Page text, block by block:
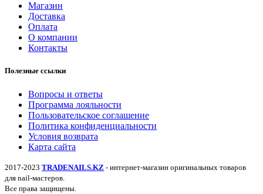
Магазин
Доставка
Оплата
О компании
Контакты
Полезные ссылки
Вопросы и ответы
Программа лояльности
Пользовательское соглашение
Политика конфиденциальности
Условия возврата
Карта сайта
2017-2023 TRADENAILS.KZ - интернет-магазин оригинальных товаров
для nail-мастеров.
Все права защищены.